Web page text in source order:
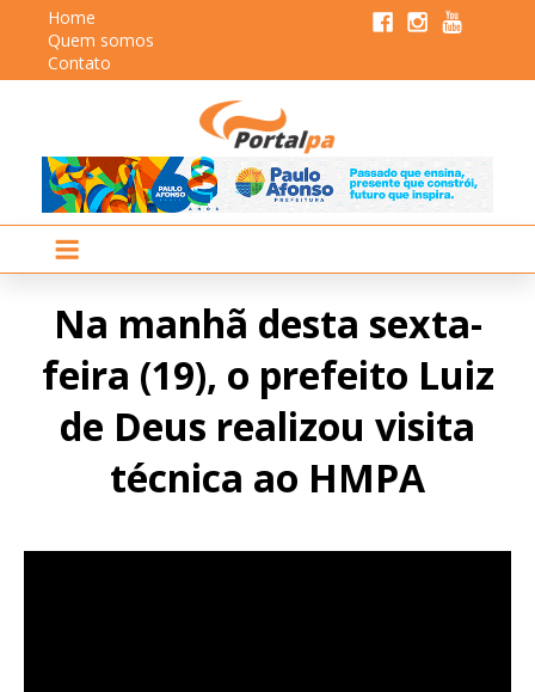
Home
Quem somos
Contato
Na manhã desta sexta-
feira (19), o prefeito Luiz
de Deus realizou visita
técnica ao HMPA